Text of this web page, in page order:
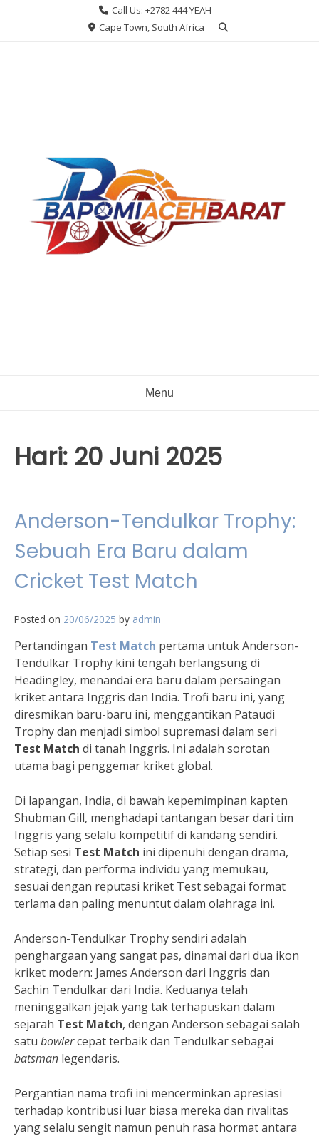
Call Us: +2782 444 YEAH
Cape Town, South Africa
Menu
Hari: 20 Juni 2025
Anderson-Tendulkar Trophy:
Sebuah Era Baru dalam
Cricket Test Match
Posted on 20/06/2025 by admin
Pertandingan Test Match pertama untuk Anderson-
Tendulkar Trophy kini tengah berlangsung di
Headingley, menandai era baru dalam persaingan
kriket antara Inggris dan India. Trofi baru ini, yang
diresmikan baru-baru ini, menggantikan Pataudi
Trophy dan menjadi simbol supremasi dalam seri
Test Match di tanah Inggris. Ini adalah sorotan
utama bagi penggemar kriket global.
Di lapangan, India, di bawah kepemimpinan kapten
Shubman Gill, menghadapi tantangan besar dari tim
Inggris yang selalu kompetitif di kandang sendiri.
Setiap sesi Test Match ini dipenuhi dengan drama,
strategi, dan performa individu yang memukau,
sesuai dengan reputasi kriket Test sebagai format
terlama dan paling menuntut dalam olahraga ini.
Anderson-Tendulkar Trophy sendiri adalah
penghargaan yang sangat pas, dinamai dari dua ikon
kriket modern: James Anderson dari Inggris dan
Sachin Tendulkar dari India. Keduanya telah
meninggalkan jejak yang tak terhapuskan dalam
sejarah Test Match, dengan Anderson sebagai salah
satu bowlercepat terbaik dan Tendulkar sebagai
batsman legendaris.
Pergantian nama trofi ini mencerminkan apresiasi
terhadap kontribusi luar biasa mereka dan rivalitas
yang selalu sengit namun penuh rasa hormat antara